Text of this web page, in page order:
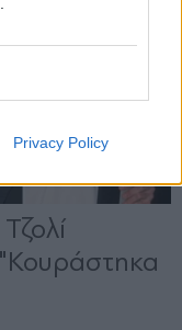
Privacy Policy